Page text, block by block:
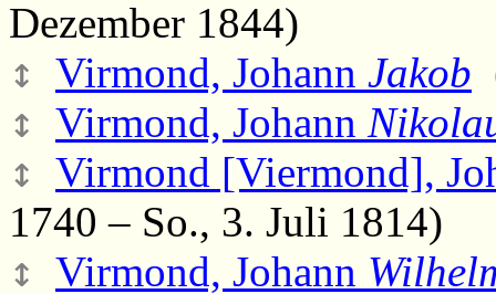
Dezember 1844)
↕ Virmond, Johann Jakob
↕ Virmond, Johann
↕ Virmond [Viermond],
1740 – So., 3. Juli 1814)
↕ Virmond, Johann